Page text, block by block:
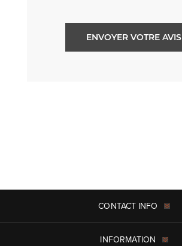
ENVOYER VOTRE AVIS
CONTACT INFO
INFORMATION